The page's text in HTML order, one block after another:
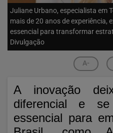
Juliane Urbano, especialista em
mais de 20 anos de experiência,
essencial para transformar
Divulgação
A-
A inovação
diferencial e
essencial para